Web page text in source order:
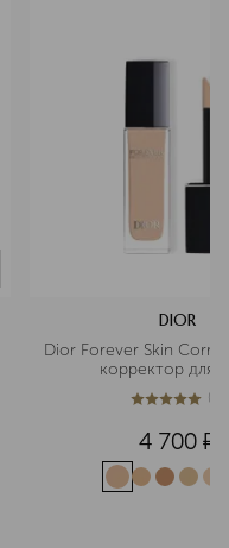
DIOR
Dior Forever Skin
корректор для
5из 51 (
4 700 ¤